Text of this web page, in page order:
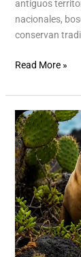
antiguos
nacionales,
conservan
Read More »
Ecuador
Continental
+
Islas
Galápagos
Septiembre
2026